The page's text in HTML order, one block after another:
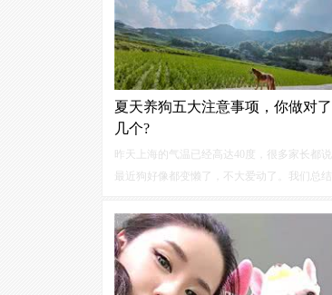
即眼睛眼皮里面有块白色泛红的水肿块突起，
如果情况并不严重，那么饲主也不必太过担
心。
夏天养狗五大注意事项，你做对了
几个?
昨天上海的气温已经高达40度，很多家长都说
最近狗好像都变懒了，不大爱动了。我们总结
照。视频加载中...1.保证充足的饮水量夏天是狗
子中暑高发季，缺啥也别缺水。